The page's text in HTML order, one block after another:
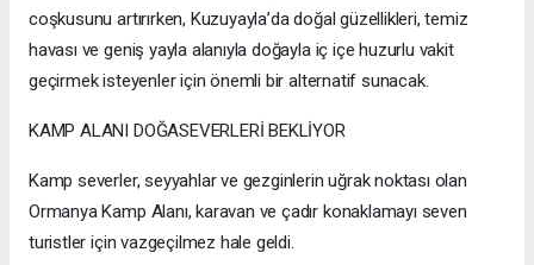
coşkusunu artırırken, Kuzuyayla’da doğal güzellikleri, temiz
havası ve geniş yayla alanıyla doğayla iç içe huzurlu vakit
geçirmek isteyenler için önemli bir alternatif sunacak.
KAMP ALANI DOĞASEVERLERİ BEKLİYOR
Kamp severler, seyyahlar ve gezginlerin uğrak noktası olan
Ormanya Kamp Alanı, karavan ve çadır konaklamayı seven
turistler için vazgeçilmez hale geldi.